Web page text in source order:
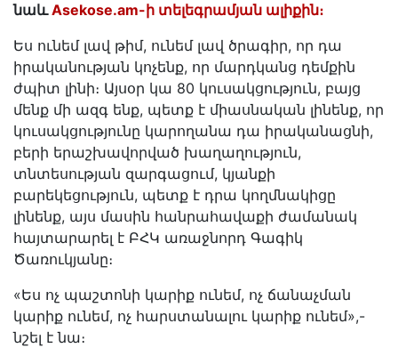
նաևAsekose.am-ի տելեգրամյան ալիքին։
Ես ունեմ լավ թիմ, ունեմ լավ ծրագիր, որ դա
իրականության կոչենք, որ մարդկանց դեմքին
ժպիտ լինի։ Այսօր կա 80 կուսակցություն, բայց
մենք մի ազգ ենք, պետք է միասնական լինենք, որ
կուսակցությունը կարողանա դա իրականացնի,
բերի երաշխավորված խաղաղություն,
տնտեսության զարգացում, կյանքի
բարեկեցություն, պետք է դրա կողմնակիցը
լինենք, այս մասին հանրահավաքի ժամանակ
հայտարարել է ԲՀԿ առաջնորդ Գագիկ
Ծառուկյանը։
«Ես ոչ պաշտոնի կարիք ունեմ, ոչ ճանաչման
կարիք ունեմ, ոչ հարստանալու կարիք ունեմ»,-
նշել է նա։